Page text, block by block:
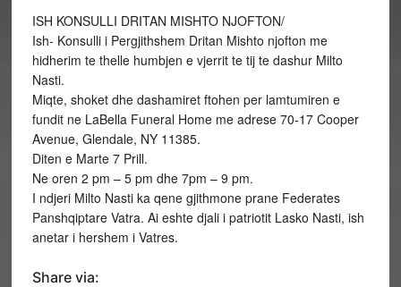
ISH KONSULLI DRITAN MISHTO NJOFTON/
Ish- Konsulli i Pergjithshem Dritan Mishto njofton me
hidherim te thelle humbjen e vjerrit te tij te dashur Milto
Nasti.
Miqte, shoket dhe dashamiret ftohen per lamtumiren e
fundit ne LaBella Funeral Home me adrese 70-17 Cooper
Avenue, Glendale, NY 11385.
Diten e Marte 7 Prill.
Ne oren 2 pm – 5 pm dhe 7pm – 9 pm.
I ndjeri Milto Nasti ka qene gjithmone prane Federates
Panshqiptare Vatra. Ai eshte djali i patriotit Lasko Nasti, ish
anetar i hershem i Vatres.
Share via: